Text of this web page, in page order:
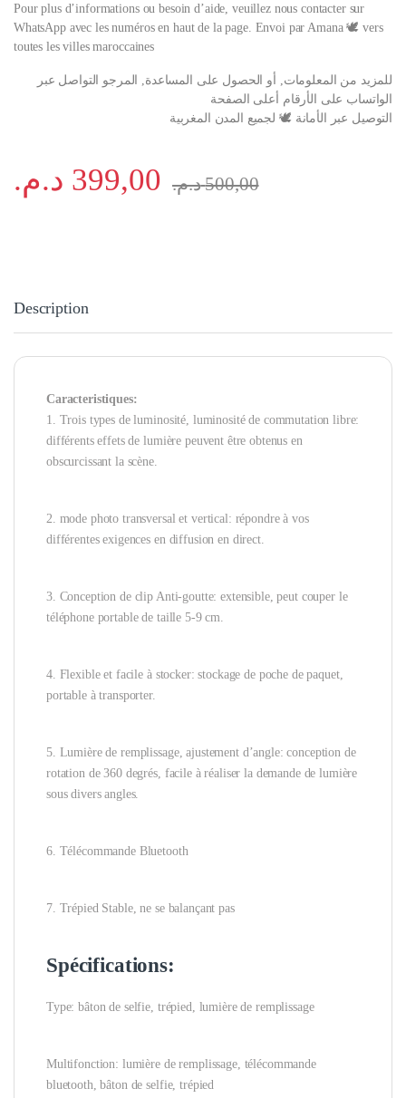
Pour plus d’informations ou besoin d’aide, veuillez nous contacter sur
WhatsApp avec les numéros en haut de la page. Envoi par Amana 🕊️ vers
toutes les villes maroccaines
للمزيد من المعلومات, أو الحصول على المساعدة, المرجو التواصل عبر
الواتساب على الأرقام أعلى الصفحة
التوصيل عبر الأمانة 🕊️ لجميع المدن المغربية
399,00 د.م. 500,00 د.م.
Description
Caracteristiques:
1. Trois types de luminosité, luminosité de commutation libre:
différents effets de lumière peuvent être obtenus en
obscurcissant la scène.
2. mode photo transversal et vertical: répondre à vos
différentes exigences en diffusion en direct.
3. Conception de clip Anti-goutte: extensible, peut couper le
téléphone portable de taille 5-9 cm.
4. Flexible et facile à stocker: stockage de poche de paquet,
portable à transporter.
5. Lumière de remplissage, ajustement d’angle: conception de
rotation de 360 degrés, facile à réaliser la demande de lumière
sous divers angles.
6. Télécommande Bluetooth
7. Trépied Stable, ne se balançant pas
Spécifications:
Type: bâton de selfie, trépied, lumière de remplissage
Multifonction: lumière de remplissage, télécommande
bluetooth, bâton de selfie, trépied